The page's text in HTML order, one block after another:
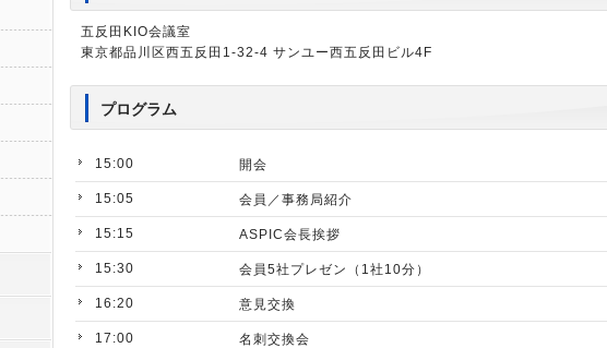
五反田KIO会議室
東京都品川区西五反田1-32-4 サンユー西五反田ビル4F
プログラム
15:00 開会
15:05 会員／事務局紹介
15:15 ASPIC会長挨拶
15:30 会員5社プレゼン（1社10分）
16:20 意見交換
17:00 名刺交換会